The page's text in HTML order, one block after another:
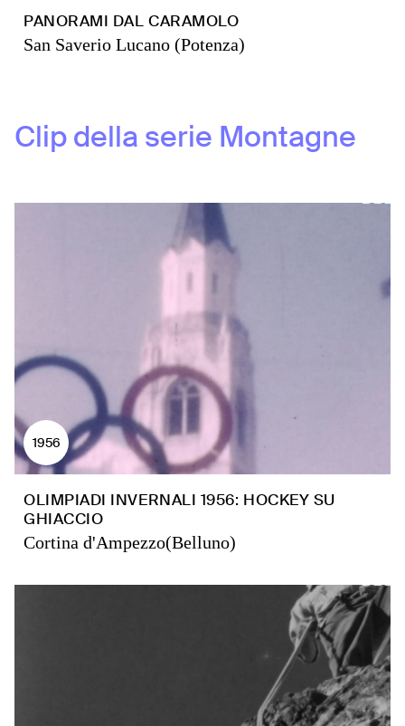
PANORAMI DAL CARAMOLO
San Saverio Lucano (Potenza)
Clip della serie Montagne
1956
OLIMPIADI INVERNALI 1956: HOCKEY SU
GHIACCIO
Cortina d'Ampezzo(Belluno)